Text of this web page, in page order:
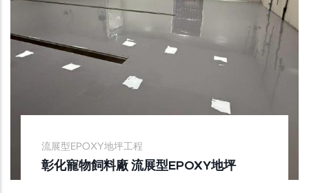
流展型EPOXY地坪工程
彰化寵物飼料廠 流展型EPOXY地坪